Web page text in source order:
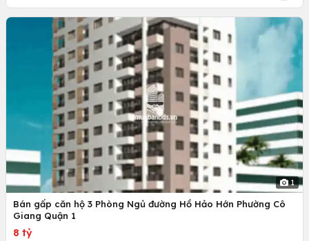
1
Bán gấp căn hộ 3 Phòng Ngủ đường Hồ Hảo Hớn Phường Cô
Giang Quận 1
8 tỷ